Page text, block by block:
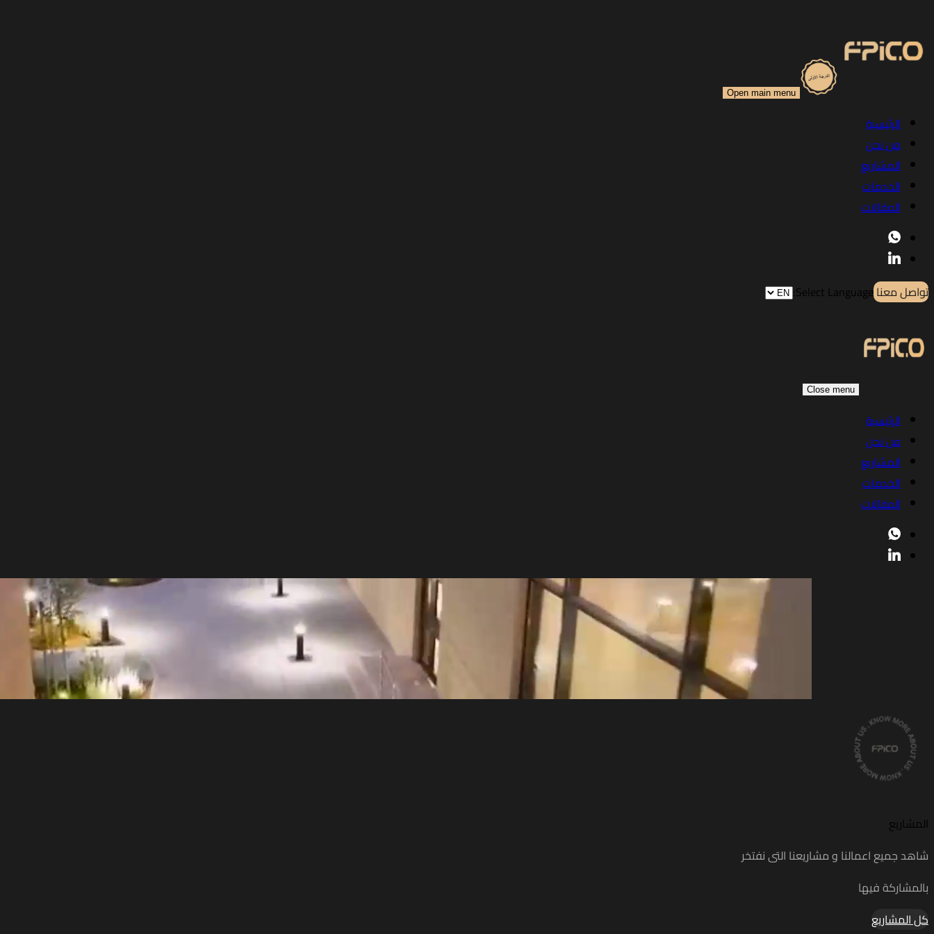
Open main menu
الرئيسية
من نحن
المشاريع
الخدمات
المقالات
تواصل معناSelect Language:
Close menu
الرئيسية
من نحن
المشاريع
الخدمات
المقالات
المشاريع
شاهد جميع اعمالنا و مشاريعنا التى نفتخر
بالمشاركة فيها
كل المشاريع